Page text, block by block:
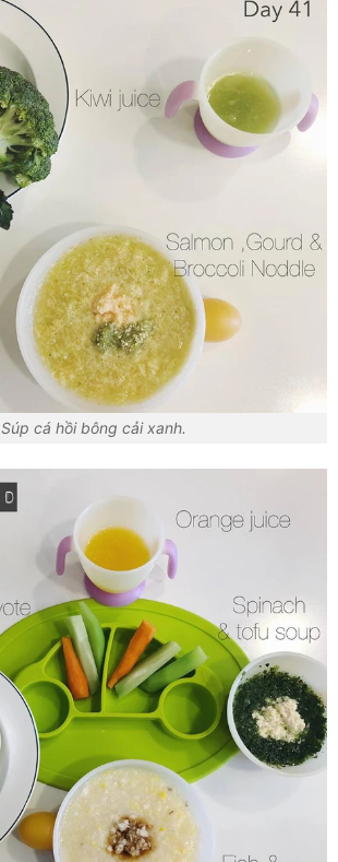
Súp cá hồi bông cải xanh.